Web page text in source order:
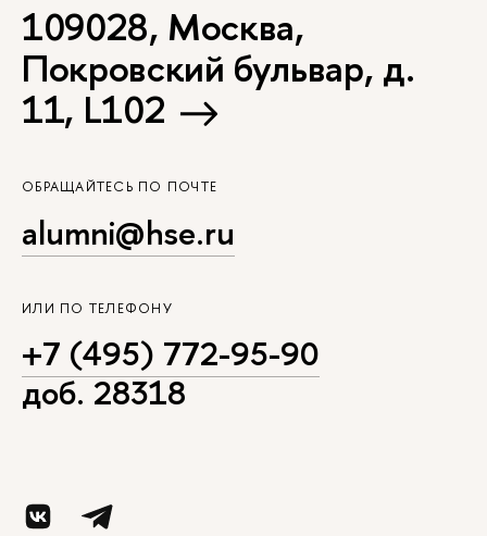
109028, Москва,
Покровский бульвар, д.
11, L102
ОБРАЩАЙТЕСЬ ПО ПОЧТЕ
alumni@hse.ru
ИЛИ ПО ТЕЛЕФОНУ
+7 (495) 772-95-90
доб. 28318